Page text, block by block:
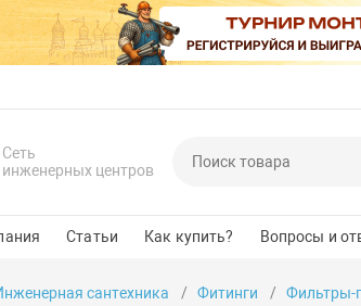
Сеть
инженерных центров
Статьи Как купить? Вопросы и
сантехника Фитинги Фильтры-